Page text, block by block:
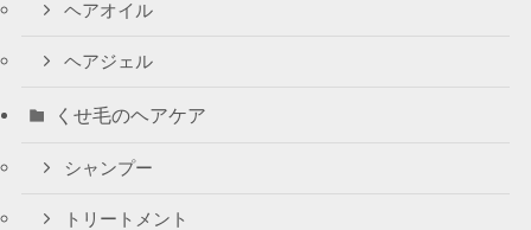
ヘアオイル
ヘアジェル
くせ毛のヘアケア
シャンプー
トリートメント